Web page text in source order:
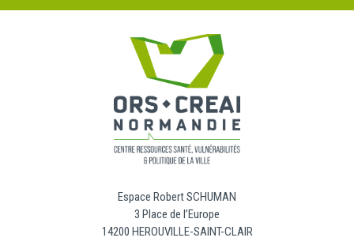
Espace Robert SCHUMAN
3 Place de l’Europe
14200 HEROUVILLE-SAINT-CLAIR